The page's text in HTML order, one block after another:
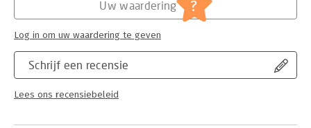
Schrijf een recensie
Lees ons recensiebeleid
Uw waardering ?
Log in om uw waardering te geven